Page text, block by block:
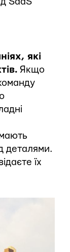
SaaS
які
Якщо
деталями.
їх